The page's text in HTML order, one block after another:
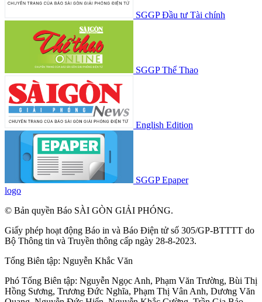
SGGP Đầu tư Tài chính
SGGP Thể Thao
English Edition
SGGP Epaper
logo
© Bản quyền Báo SÀI GÒN GIẢI PHÓNG.
Giấy phép hoạt động Báo in và Báo Điện tử số 305/GP-BTTTT do
Bộ Thông tin và Truyền thông cấp ngày 28-8-2023.
Tổng Biên tập: Nguyễn Khắc Văn
Phó Tổng Biên tập: Nguyễn Ngọc Anh, Phạm Văn Trường, Bùi Thị
Hồng Sương, Trương Đức Nghĩa, Phạm Thị Vân Anh, Dương Văn